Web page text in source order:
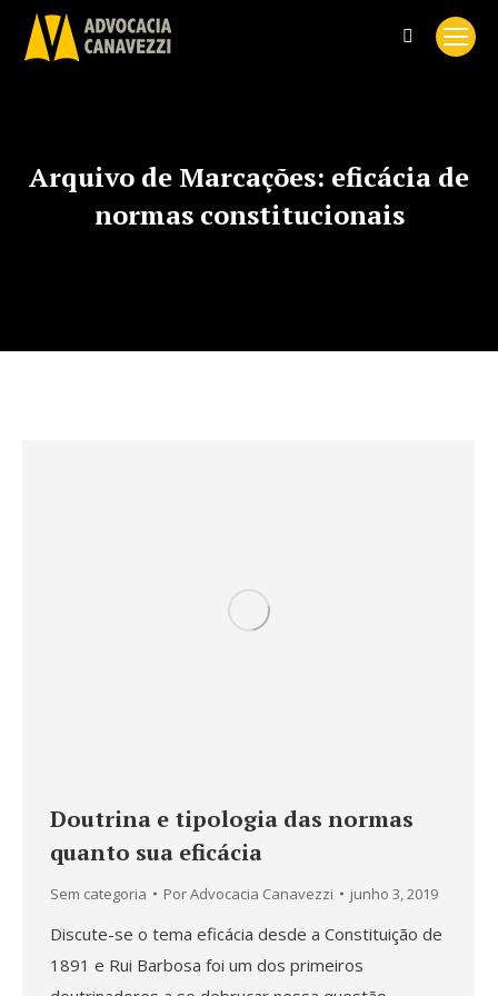
Search:
Arquivo de Marcações: eficácia de
normas constitucionais
Doutrina e tipologia das normas
quanto sua eficácia
Sem categoria PorAdvocacia Canavezzi junho 3, 2019
Discute-se o tema eficácia desde a Constituição de
1891 e Rui Barbosa foi um dos primeiros